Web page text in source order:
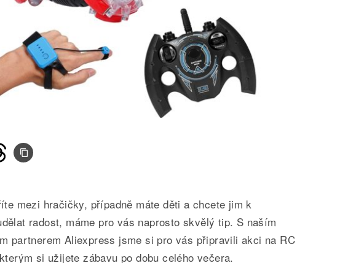
mezi hračičky, případně máte děti a chcete jim k
radost, máme pro vás naprosto skvělý tip. S naším
partnerem Aliexpress jsme si pro vás připravili akci na RC
si užijete zábavu po dobu celého večera.